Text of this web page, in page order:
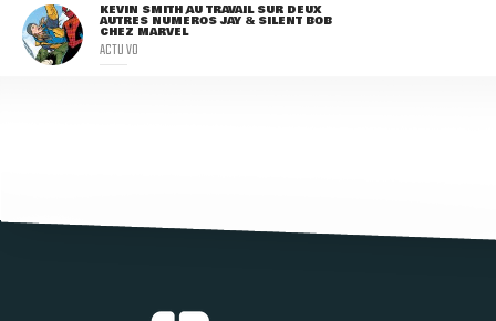
KEVIN SMITH AU TRAVAIL SUR DEUX
AUTRES NUMÉROS JAY & SILENT BOB
CHEZ MARVEL
ACTU VO